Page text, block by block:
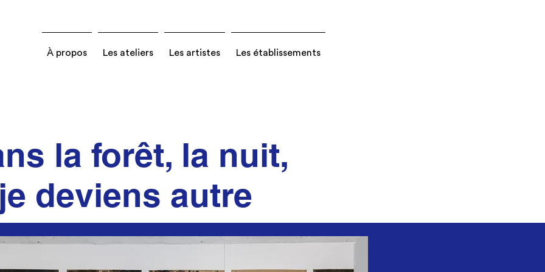
À propos Les ateliers Les artistes Les établissements
la forêt, la nuit,
deviens autre